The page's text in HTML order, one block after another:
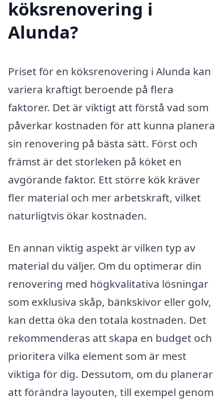
köksrenovering i
Alunda?
Priset för en köksrenovering i Alunda kan
variera kraftigt beroende på flera
faktorer. Det är viktigt att förstå vad som
påverkar kostnaden för att kunna planera
sin renovering på bästa sätt. Först och
främst är det storleken på köket en
avgörande faktor. Ett större kök kräver
fler material och mer arbetskraft, vilket
naturligtvis ökar kostnaden.
En annan viktig aspekt är vilken typ av
material du väljer. Om du optimerar din
renovering med högkvalitativa lösningar
som exklusiva skåp, bänkskivor eller golv,
kan detta öka den totala kostnaden. Det
rekommenderas att skapa en budget och
prioritera vilka element som är mest
viktiga för dig. Dessutom, om du planerar
att förändra layouten, till exempel genom